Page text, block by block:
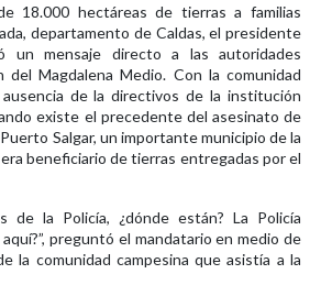
18.000 hectáreas de tierras a familias
departamento de Caldas, el presidente
un mensaje directo a las autoridades
del Magdalena Medio. Con la comunidad
de la directivos de la institución
existe el precedente del asesinato de
Salgar, un importante municipio de la
beneficiario de tierras entregadas por el
de la Policía, ¿dónde están? La Policía
preguntó el mandatario en medio de
la comunidad campesina que asistía a la